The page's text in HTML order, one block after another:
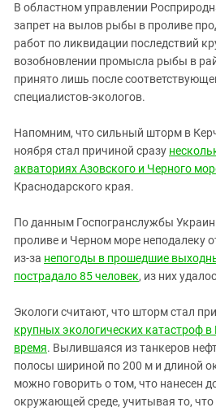
В областном управлении
запрет на вылов рыбы в проливе
работ по ликвидации последствий
возобновлении промысла рыбы в
принято лишь после
специалистов-экологов.
Напомним, что сильный шторм в
ноября стал причиной сразу
акваториях Азовского и Черного
Краснодарского края.
По данным Госпогранслужбы
проливе и Черном море неподалеку
из-за непогоды в прошедшие
пострадало 85 человек, из них
Экологи считают, что шторм стал
крупных экологических катастроф в
время. Вылившаяся из танкеров
полосы шириной по 200 м и длиной
можно говорить о том, что нанесен
окружающей среде, учитывая то,